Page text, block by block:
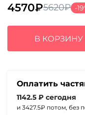
5620₽
цена
составляла
5620₽.
4570₽
Текущая
цена:
4570₽.
-
В КОРЗИНУ
Оплатить
1142.5 ₽ сегодня
и 3427.5₽ потом, без